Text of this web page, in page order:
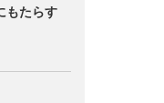
もたらす